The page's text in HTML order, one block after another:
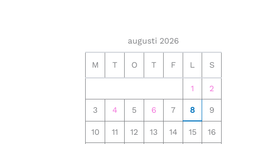
augusti 2026
M T O T F L S
1 2
3 4 5 6 7 8 9
10 11 12 13 14 15 16